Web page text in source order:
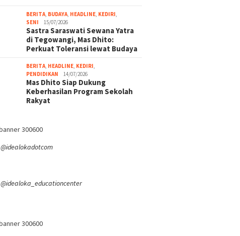
BERITA, BUDAYA, HEADLINE, KEDIRI,
SENI
15/07/2026
Sastra Saraswati Sewana Yatra
di Tegowangi, Mas Dhito:
Perkuat Toleransi lewat Budaya
BERITA, HEADLINE, KEDIRI,
PENDIDIKAN
14/07/2026
Mas Dhito Siap Dukung
Keberhasilan Program Sekolah
Rakyat
@idealokadotcom
@idealoka_educationcenter